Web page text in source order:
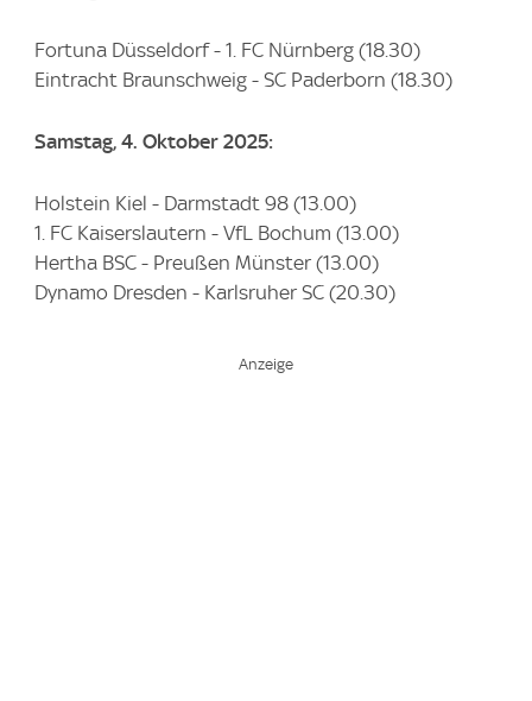
Fortuna Düsseldorf - 1. FC Nürnberg (18.30)
Eintracht Braunschweig - SC Paderborn (18.30)
Samstag, 4. Oktober 2025:
Holstein Kiel - Darmstadt 98 (13.00)
1. FC Kaiserslautern - VfL Bochum (13.00)
Hertha BSC - Preußen Münster (13.00)
Dynamo Dresden - Karlsruher SC (20.30)